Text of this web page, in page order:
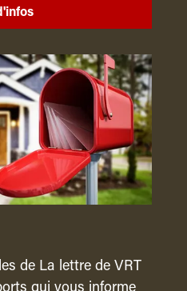
de La lettre de VRT